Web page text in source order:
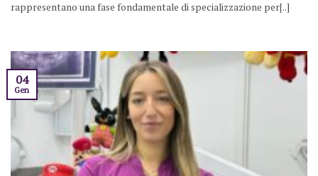
rappresentano una fase fondamentale di specializzazione per[..]
04
Gen